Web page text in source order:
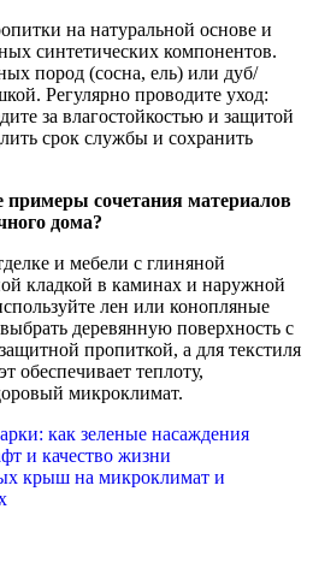
на натуральной основе и
синтетических компонентов.
пород (сосна, ель) или дуб/
Регулярно проводите уход:
за влагостойкостью и защитой
срок службы и сохранить
примеры сочетания материалов
дома?
и мебели с глиняной
кладкой в каминах и наружной
лен или конопляные
деревянную поверхность с
пропиткой, а для текстиля
обеспечивает теплоту,
микроклимат.
как зеленые насаждения
и качество жизни
крыш на микроклимат и